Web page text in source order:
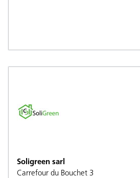
Soligreen sarl
Carrefour du Bouchet 3